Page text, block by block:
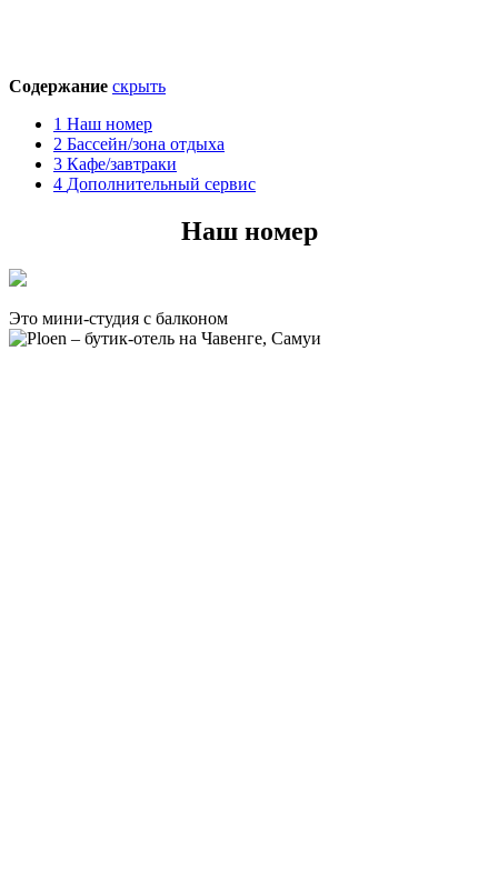
Содержание скрыть
1 Наш номер
2 Бассейн/зона отдыха
3 Кафе/завтраки
4 Дополнительный сервис
Наш номер
Это мини-студия с балконом